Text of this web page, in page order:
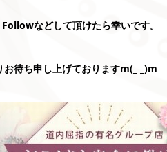
などして頂けたら幸いです。
お待ち申し上げておりますm(_ _)m